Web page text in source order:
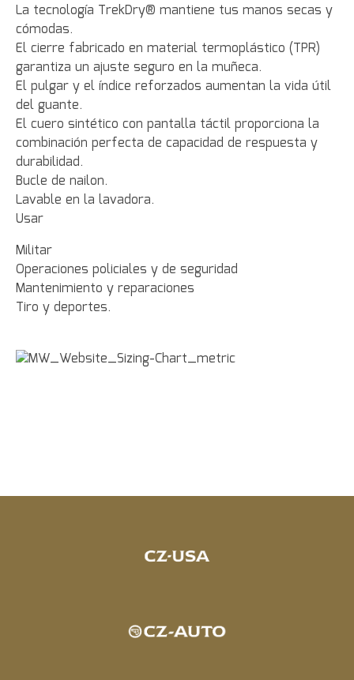
La tecnología TrekDry® mantiene tus manos secas y
cómodas.
El cierre fabricado en material termoplástico (TPR)
garantiza un ajuste seguro en la muñeca.
El pulgar y el índice reforzados aumentan la vida útil
del guante.
El cuero sintético con pantalla táctil proporciona la
combinación perfecta de capacidad de respuesta y
durabilidad.
Bucle de nailon.
Lavable en la lavadora.
Usar
Militar
Operaciones policiales y de seguridad
Mantenimiento y reparaciones
Tiro y deportes.